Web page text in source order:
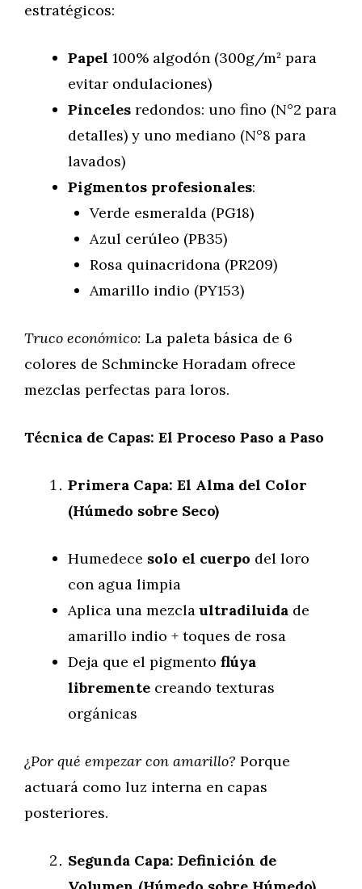
estratégicos:
Papel 100% algodón (300g/m² para
evitar ondulaciones)
Pinceles redondos: uno fino (N°2 para
detalles) y uno mediano (N°8 para
lavados)
Pigmentos profesionales:
Verde esmeralda (PG18)
Azul cerúleo (PB35)
Rosa quinacridona (PR209)
Amarillo indio (PY153)
Truco económico: La paleta básica de 6
colores de Schmincke Horadam ofrece
mezclas perfectas para loros.
Técnica de Capas: El Proceso Paso a Paso
Primera Capa: El Alma del Color
(Húmedo sobre Seco)
Humedece solo el cuerpo del loro
con agua limpia
Aplica una mezclaultradiluida de
amarillo indio + toques de rosa
Deja que el pigmento flúya
libremente creando texturas
orgánicas
¿Por qué empezar con amarillo? Porque
actuará como luz interna en capas
posteriores.
Segunda Capa: Definición de